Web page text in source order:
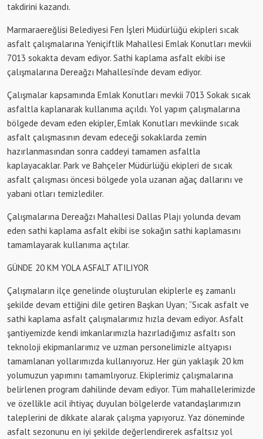
takdirini kazandı.
Marmaraereğlisi Belediyesi Fen İşleri Müdürlüğü ekipleri sıcak
asfalt çalışmalarına Yeniçiftlik Mahallesi Emlak Konutları mevkii
7013 sokakta devam ediyor. Sathi kaplama asfalt ekibi ise
çalışmalarına Dereağzı Mahallesi’nde devam ediyor.
Çalışmalar kapsamında Emlak Konutları mevkii 7013 Sokak sıcak
asfaltla kaplanarak kullanıma açıldı. Yol yapım çalışmalarına
bölgede devam eden ekipler, Emlak Konutları mevkiinde sıcak
asfalt çalışmasının devam edeceği sokaklarda zemin
hazırlanmasından sonra caddeyi tamamen asfaltla
kaplayacaklar. Park ve Bahçeler Müdürlüğü ekipleri de sıcak
asfalt çalışması öncesi bölgede yola uzanan ağaç dallarını ve
yabani otları temizlediler.
Çalışmalarına Dereağzı Mahallesi Dallas Plajı yolunda devam
eden sathi kaplama asfalt ekibi ise sokağın sathi kaplamasını
tamamlayarak kullanıma açtılar.
GÜNDE 20 KM YOLA ASFALT ATILIYOR
Çalışmaların ilçe genelinde oluşturulan ekiplerle eş zamanlı
şekilde devam ettiğini dile getiren Başkan Uyan; “Sıcak asfalt ve
sathi kaplama asfalt çalışmalarımız hızla devam ediyor. Asfalt
şantiyemizde kendi imkanlarımızla hazırladığımız asfaltı son
teknoloji ekipmanlarımız ve uzman personelimizle altyapısı
tamamlanan yollarımızda kullanıyoruz. Her gün yaklaşık 20 km
yolumuzun yapımını tamamlıyoruz. Ekiplerimiz çalışmalarına
belirlenen program dahilinde devam ediyor. Tüm mahallelerimizde
ve özellikle acil ihtiyaç duyulan bölgelerde vatandaşlarımızın
taleplerini de dikkate alarak çalışma yapıyoruz. Yaz döneminde
asfalt sezonunu en iyi şekilde değerlendirerek asfaltsız yol